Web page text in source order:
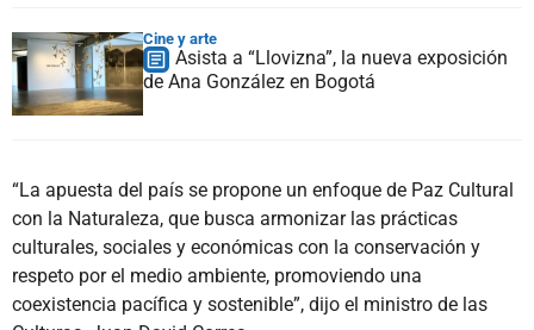
Cine y arte
Asista a “Llovizna”, la nueva exposición
de Ana González en Bogotá
“La apuesta del país se propone un enfoque de Paz Cultural
con la Naturaleza, que busca armonizar las prácticas
culturales, sociales y económicas con la conservación y
respeto por el medio ambiente, promoviendo una
coexistencia pacífica y sostenible”, dijo el ministro de las